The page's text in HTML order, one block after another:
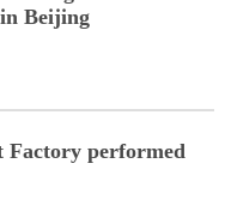
Beijing
Factory performed